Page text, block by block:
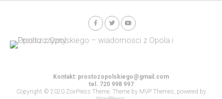
Kontakt: prostozopolskiego@gmail.com
tel. 720 998 997
Copyright © 2020 ZoxPress Theme. Theme by MVP Themes, powered by